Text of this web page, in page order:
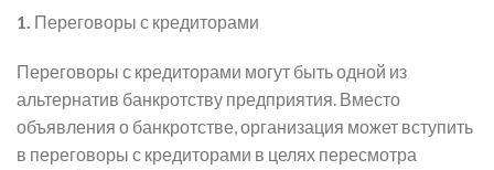
1. Переговоры с кредиторами
Переговоры с кредиторами могут быть одной из
альтернатив банкротству предприятия. Вместо
объявления о банкротстве, организация может вступить
в переговоры с кредиторами в целях пересмотра